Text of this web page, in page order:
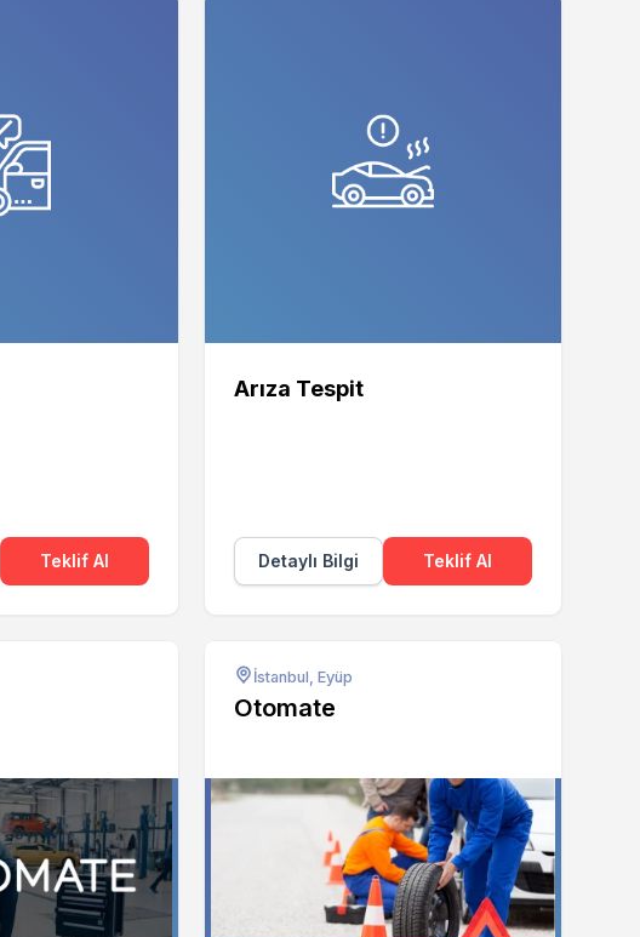
Teklif Al
Arıza Tespit
Detaylı Bilgi Teklif Al
İstanbul, Eyüp
Otomate